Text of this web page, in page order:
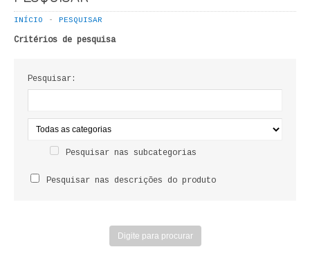
COSMOS INFANTIL
COLEÇÃO APRENDE A COLORIR
LIVROS DE PINTAR
ANTROPOLOGIA E SOCIOLOGIA
INÍCIO PESQUISAR
Critérios de pesquisa
Pesquisar:
Pesquisar nas subcategorias
Pesquisar nas descrições do produto